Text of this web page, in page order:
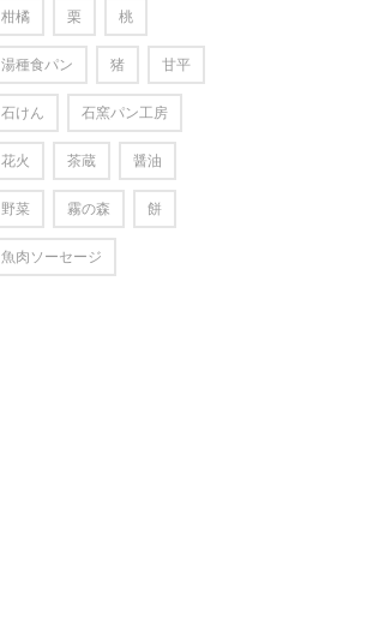
柑橘 栗 桃
湯種食パン 猪 甘平
石けん 石窯パン工房
花火 茶蔵 醤油
野菜 霧の森 餅
魚肉ソーセージ